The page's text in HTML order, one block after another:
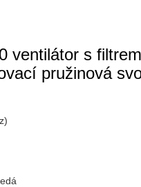
ventilátor s
pružinová